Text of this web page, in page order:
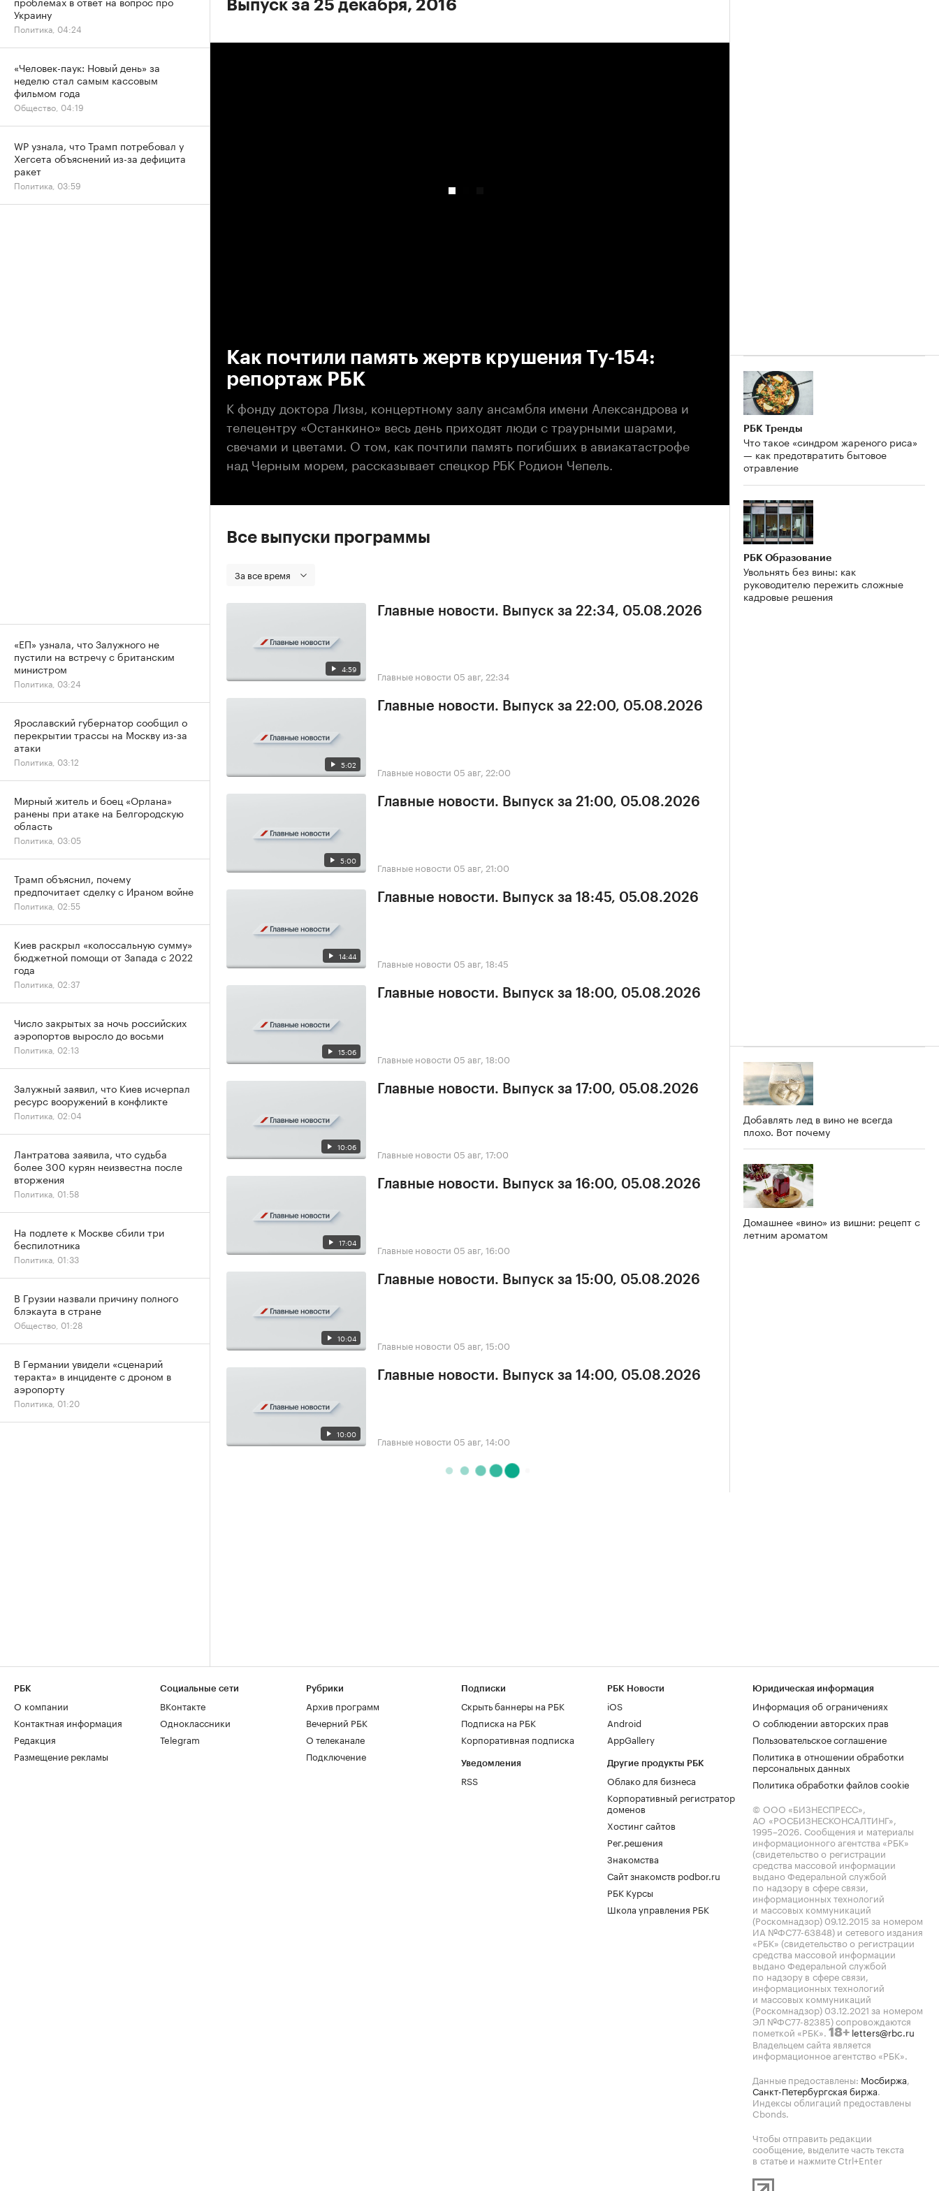
Выпуск за 25 декабря, 2016
Как почтили память жертв крушения Ту-154:
репортаж РБК
К фонду доктора Лизы, концертному залу ансамбля имени Александрова и
телецентру «Останкино» весь день приходят люди с траурными шарами,
свечами и цветами. О том, как почтили память погибших в авиакатастрофе
над Черным морем, рассказывает спецкор РБК Родион Чепель.
Все выпуски программы
За все время
4:59
Главные новости. Выпуск за 22:34, 05.08.2026
Главные новости 05 авг, 22:34
5:02
Главные новости. Выпуск за 22:00, 05.08.2026
Главные новости 05 авг, 22:00
5:00
Главные новости. Выпуск за 21:00, 05.08.2026
Главные новости 05 авг, 21:00
14:44
Главные новости. Выпуск за 18:45, 05.08.2026
Главные новости 05 авг, 18:45
15:06
Главные новости. Выпуск за 18:00, 05.08.2026
Главные новости 05 авг, 18:00
10:06
Главные новости. Выпуск за 17:00, 05.08.2026
Главные новости 05 авг, 17:00
17:04
Главные новости. Выпуск за 16:00, 05.08.2026
Главные новости 05 авг, 16:00
10:04
Главные новости. Выпуск за 15:00, 05.08.2026
Главные новости 05 авг, 15:00
10:00
Главные новости. Выпуск за 14:00, 05.08.2026
Главные новости 05 авг, 14:00
РБК Тренды
Что такое «синдром жареного риса»
— как предотвратить бытовое
отравление
РБК Образование
Увольнять без вины: как
руководителю пережить сложные
кадровые решения
Добавлять лед в вино не всегда
плохо. Вот почему
Домашнее «вино» из вишни: рецепт с
летним ароматом
Украину
Политика, 04:24
«Человек-паук: Новый день» за
неделю стал самым кассовым
фильмом года
Общество, 04:19
WP узнала, что Трамп потребовал у
Хегсета объяснений из-за дефицита
ракет
Политика, 03:59
«ЕП» узнала, что Залужного не
пустили на встречу с британским
министром
Политика, 03:24
Ярославский губернатор сообщил о
перекрытии трассы на Москву из-за
атаки
Политика, 03:12
Мирный житель и боец «Орлана»
ранены при атаке на Белгородскую
область
Политика, 03:05
Трамп объяснил, почему
предпочитает сделку с Ираном войне
Политика, 02:55
Киев раскрыл «колоссальную сумму»
бюджетной помощи от Запада с 2022
года
Политика, 02:37
Число закрытых за ночь российских
аэропортов выросло до восьми
Политика, 02:13
Залужный заявил, что Киев исчерпал
ресурс вооружений в конфликте
Политика, 02:04
Лантратова заявила, что судьба
более 300 курян неизвестна после
вторжения
Политика, 01:58
На подлете к Москве сбили три
беспилотника
Политика, 01:33
В Грузии назвали причину полного
блэкаута в стране
Общество, 01:28
В Германии увидели «сценарий
теракта» в инциденте с дроном в
аэропорту
Политика, 01:20
РБК
О компании
Контактная информация
Редакция
Размещение рекламы
Социальные сети
ВКонтакте
Одноклассники
Telegram
Рубрики
Архив программ
Вечерний РБК
О телеканале
Подключение
Подписки
Скрыть баннеры на РБК
Подписка на РБК
Корпоративная подписка
Уведомления
RSS
РБК Новости
iOS
Android
AppGallery
Другие продукты РБК
Облако для бизнеса
Корпоративный регистратор
доменов
Хостинг сайтов
Рег.решения
Знакомства
Сайт знакомств podbor.ru
РБК Курсы
Школа управления РБК
Юридическая информация
Информация об ограничениях
О соблюдении авторских прав
Пользовательское соглашение
Политика в отношении обработки
персональных данных
Политика обработки файлов cookie
© ООО «БИЗНЕСПРЕСС»,
АО «РОСБИЗНЕСКОНСАЛТИНГ»,
1995–2026. Сообщения и материалы
информационного агентства «РБК»
(свидетельство о регистрации
средства массовой информации
выдано Федеральной службой
по надзору в сфере связи,
информационных технологий
и массовых коммуникаций
(Роскомнадзор) 09.12.2015 за номером
ИА №ФС77-63848) и сетевого издания
«РБК» (свидетельство о регистрации
средства массовой информации
выдано Федеральной службой
по надзору в сфере связи,
информационных технологий
и массовых коммуникаций
(Роскомнадзор) 03.12.2021 за номером
ЭЛ №ФС77-82385) сопровождаются
пометкой «РБК». 18+ letters@rbc.ru
Владельцем сайта является
информационное агентство «РБК».
Данные предоставлены: Мосбиржа,
Санкт-Петербургская биржа.
Индексы облигаций предоставлены
Cbonds.
Чтобы отправить редакции
сообщение, выделите часть текста
в статье и нажмите Ctrl+Enter